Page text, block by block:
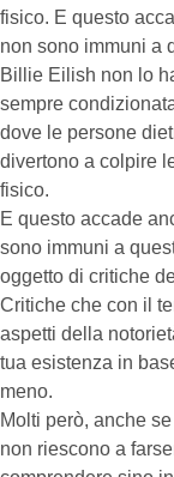
fisico. E questo
non sono immuni a
Billie Eilish non lo
sempre
dove le persone
divertono a colpire
fisico.
E questo accade
sono immuni a
oggetto di critiche
Critiche che con il
aspetti della
tua esistenza in
meno.
Molti però, anche
non riescono a